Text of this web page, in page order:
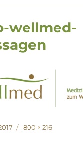
wellmed-
Originalgröße
800 × 216